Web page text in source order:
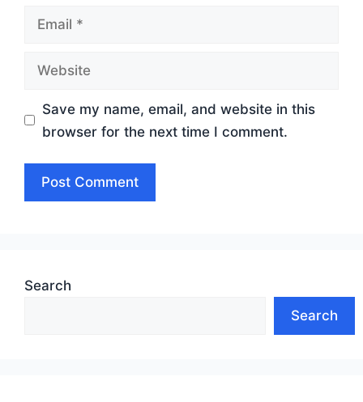
Email
Website
Save my name, email, and website in this
browser for the next time I comment.
Search
Search